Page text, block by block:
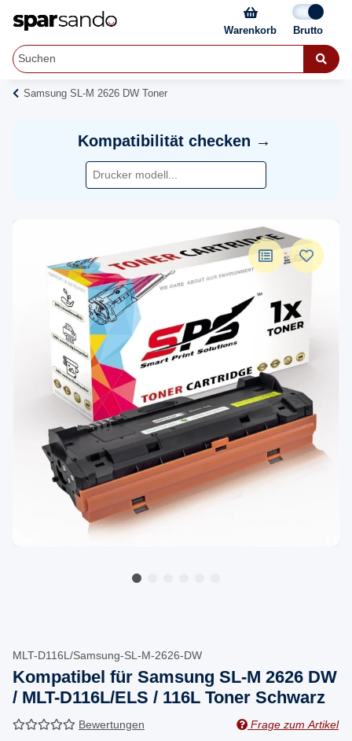
Warenkorb
Samsung SL-M 2626 DW Toner
Kompatibilität checken →
MLT-D116L/Samsung-SL-M-2626-DW
Kompatibel für Samsung SL-M 2626 DW
/ MLT-D116L/ELS / 116L Toner Schwarz
Bewertungen Frage zum Artikel